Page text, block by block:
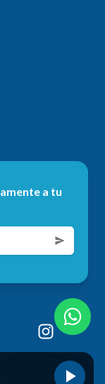
a tu